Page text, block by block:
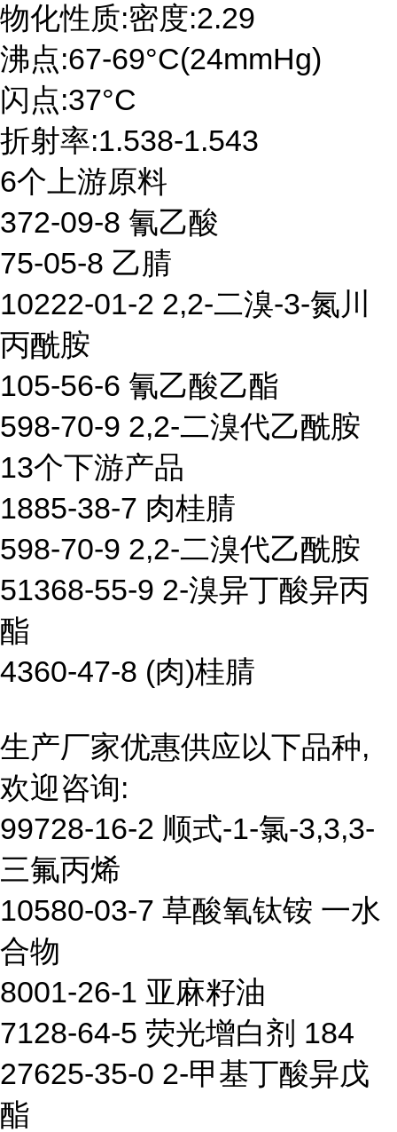
物化性质:密度:2.29
沸点:67-69°C(24mmHg)
闪点:37°C
折射率:1.538-1.543
6个上游原料
372-09-8 氰乙酸
75-05-8 乙腈
10222-01-2 2,2-二溴-3-氮川
丙酰胺
105-56-6 氰乙酸乙酯
598-70-9 2,2-二溴代乙酰胺
13个下游产品
1885-38-7 肉桂腈
598-70-9 2,2-二溴代乙酰胺
51368-55-9 2-溴异丁酸异丙
酯
4360-47-8 (肉)桂腈
生产厂家优惠供应以下品种,
欢迎咨询:
99728-16-2 顺式-1-氯-3,3,3-
三氟丙烯
10580-03-7 草酸氧钛铵 一水
合物
8001-26-1 亚麻籽油
7128-64-5 荧光增白剂 184
27625-35-0 2-甲基丁酸异戊
酯